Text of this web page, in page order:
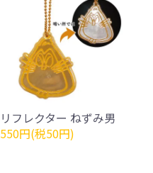
リフレクター ねずみ男
550円(税50円)